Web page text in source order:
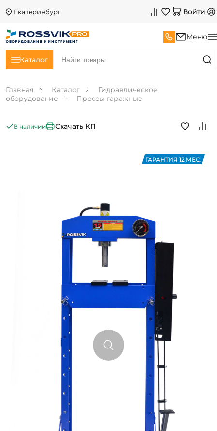
Екатеринбург Войти
ОБОРУДОВАНИЕ И ИНСТРУМЕНТ
Меню
Каталог
Главная Каталог
Гидравлическое
оборудование
Прессы гаражные
ГАРАНТИЯ 12 МЕС.
В наличии Скачать КП